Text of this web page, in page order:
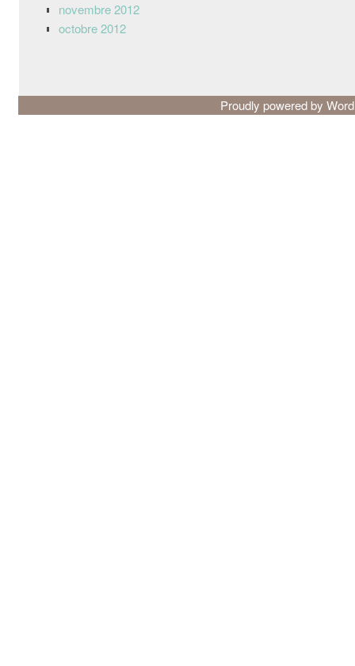
novembre 2012
octobre 2012
Proudly powered by